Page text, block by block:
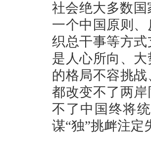
社会绝大多数
一个中国原则
织总干事等方
是人心所向、
的格局不容挑
都改变不了两
不了中国终将
谋“独”挑衅注定